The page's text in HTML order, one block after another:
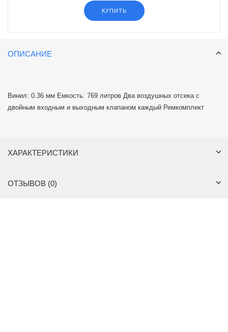
КУПИТЬ
ОПИСАНИЕ
Винил: 0.36 мм Емкость: 769 литров Два воздушных отсека с
двойным входным и выходным клапаном каждый Ремкомплект
ХАРАКТЕРИСТИКИ
ОТЗЫВОВ (0)